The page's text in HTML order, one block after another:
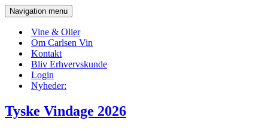
Navigation menu
Vine & Olier
Om Carlsen Vin
Kontakt
Bliv Erhvervskunde
Login
Nyheder:
Tyske Vindage 2026